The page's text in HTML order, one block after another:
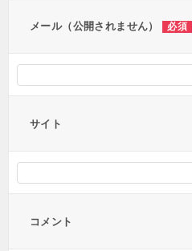
メール（公開されません） 必須
サイト
コメント